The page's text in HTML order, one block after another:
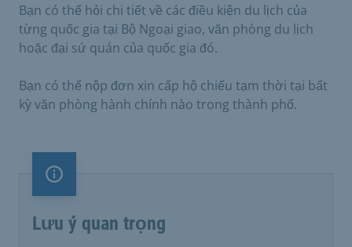
Bạn có thể hỏi chi tiết về các điều kiện du lịch của
từng quốc gia tại Bộ Ngoại giao, văn phòng du lịch
hoặc đại sứ quán của quốc gia đó.
Bạn có thể nộp đơn xin cấp hộ chiếu tạm thời tại bất
kỳ văn phòng hành chính nào trong thành phố.
Lưu ý quan trọng
Lưu ý quan trọng